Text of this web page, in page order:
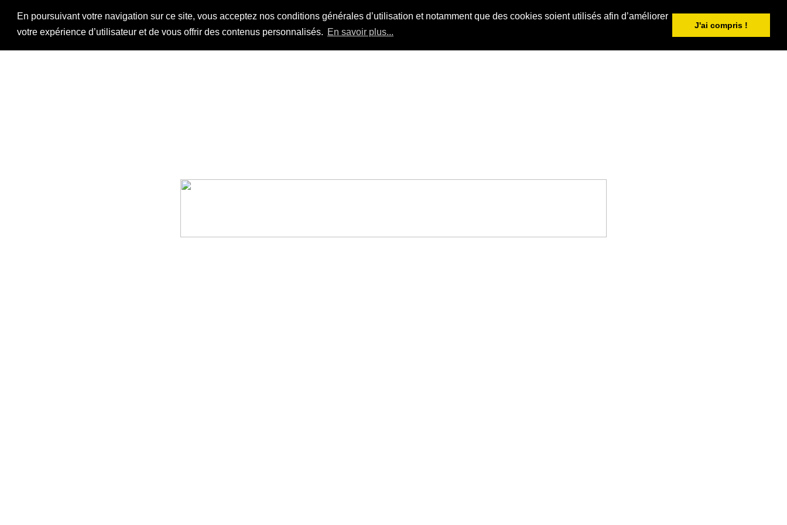
En poursuivant votre navigation sur ce site, vous acceptez nos conditions générales d’utilisation et notamment que des cookies soient utilisés afin d’améliorer
votre expérience d’utilisateur et de vous offrir des contenus personnalisés. En savoir plus...
J'ai compris !